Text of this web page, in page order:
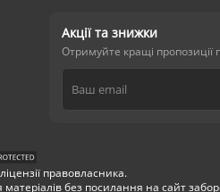
Акції та знижки
Отримуйте кращі
правовласника.
без посилання на сайт